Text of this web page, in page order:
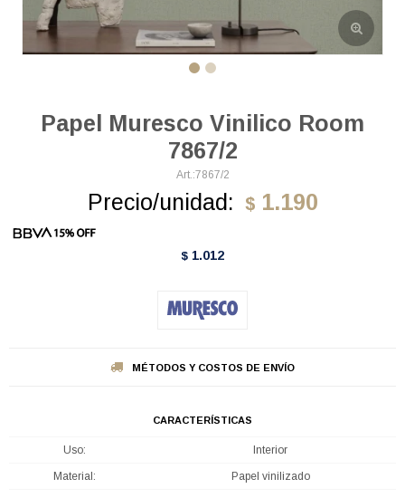
Papel Muresco Vinilico Room
7867/2
7867/2
Precio/unidad: $ 1.190
$ 1.012
MÉTODOS Y COSTOS DE ENVÍO
CARACTERÍSTICAS
Uso Interior
Material Papel vinilizado